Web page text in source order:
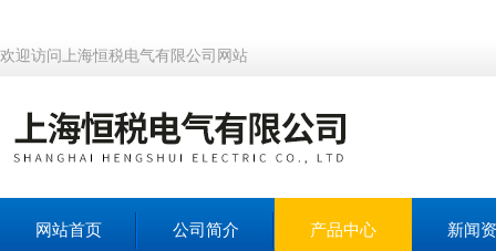
欢迎访问上海恒税电气有限公司网站
网站首页 公司简介 产品中心 新闻